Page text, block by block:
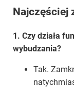
Najczęściej
1. Czy działa
wybudzania?
Tak.